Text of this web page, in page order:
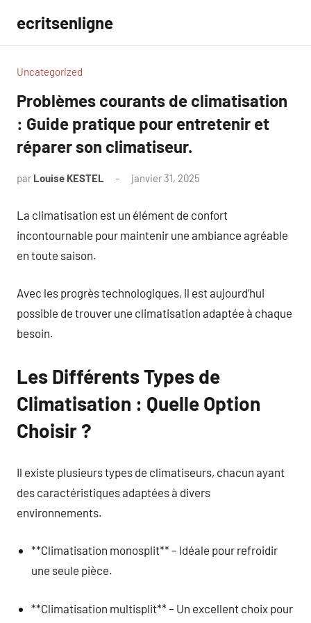
contenu
ecritsenligne
Uncategorized
Problèmes courants de climatisation
: Guide pratique pour entretenir et
réparer son climatiseur.
par Louise KESTEL janvier 31, 2025
La climatisation est un élément de confort
incontournable pour maintenir une ambiance agréable
en toute saison.
Avec les progrès technologiques, il est aujourd’hui
possible de trouver une climatisation adaptée à chaque
besoin.
Les Différents Types de
Climatisation : Quelle Option
Choisir ?
Il existe plusieurs types de climatiseurs, chacun ayant
des caractéristiques adaptées à divers
environnements.
**Climatisation monosplit** – Idéale pour refroidir
une seule pièce.
**Climatisation multisplit** – Un excellent choix pour